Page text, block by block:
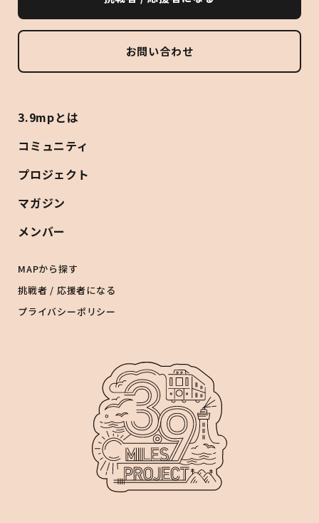
お問い合わせ
3.9mpとは
コミュニティ
プロジェクト
マガジン
メンバー
MAPから探す
挑戦者 / 応援者になる
プライバシーポリシー